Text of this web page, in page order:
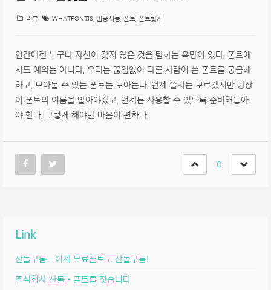
리뷰 WHATFONTIS 인공지능 폰트 폰트찾기
인간에겐 누구나 자신이 갖지 않은 것을 탐하는 욕망이 있다. 폰트에
서도 예외는 아니다. 우리는 끊임없이 다른 사람이 쓴 폰트를 궁금해
하고, 모아둘 수 있는 폰트는 모아둔다. 언제 쓸지는 모르겠지만 당장
이 폰트의 이름을 알아야겠고, 언제든 사용할 수 있도록 준비해놓아
야 한다. 그렇게 해야만 마음이 편하다.
0
Link
산돌구름 – 이제 무료폰트도 산돌구름!
주식회사 산돌 – 폰트를 짓습니다